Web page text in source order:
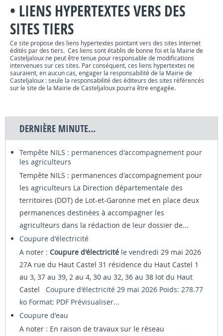
• LIENS HYPERTEXTES VERS DES
SITES TIERS
Ce site propose des liens hypertextes pointant vers des sites Internet
édités par des tiers. Ces liens sont établis de bonne foi et la Mairie de
Casteljaloux ne peut être tenue pour responsable de modifications
intervenues sur ces sites. Par conséquent, ces liens hypertextes ne
sauraient, en aucun cas, engager la responsabilité de la Mairie de
Casteljaloux : seule la responsabilité des éditeurs des sites référencés
sur le site de la Mairie de Casteljaloux pourra être engagée.
DERNIÈRE MINUTE...
Tempête NILS : permanences d'accompagnement pour
les agriculteurs
Tempête NILS : permanences d'accompagnement pour
les agriculteurs La Direction départementale des
territoires (DDT) de Lot-et-Garonne met en place deux
permanences destinées à accompagner les
agriculteurs dans la rédaction de leur dossier de...
Coupure d'électricité
A noter : Coupure d'électricité le vendredi 29 mai 2026
27A rue du Haut Castel 31 résidence du Haut Castel 1
au 3, 37 au 39, 2 au 4, 30 au 32, 36 au 38 lot du Haut
Castel Coupure d'électricité 29 mai 2026 Poids: 278.77
ko Format: PDF Prévisualiser...
Coupure d'eau
A noter : En raison de travaux sur le réseau